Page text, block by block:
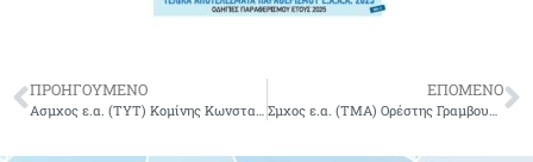
ΠΡΟΗΓΟΥΜΕΝΟ ΕΠΟΜΕΝΟ